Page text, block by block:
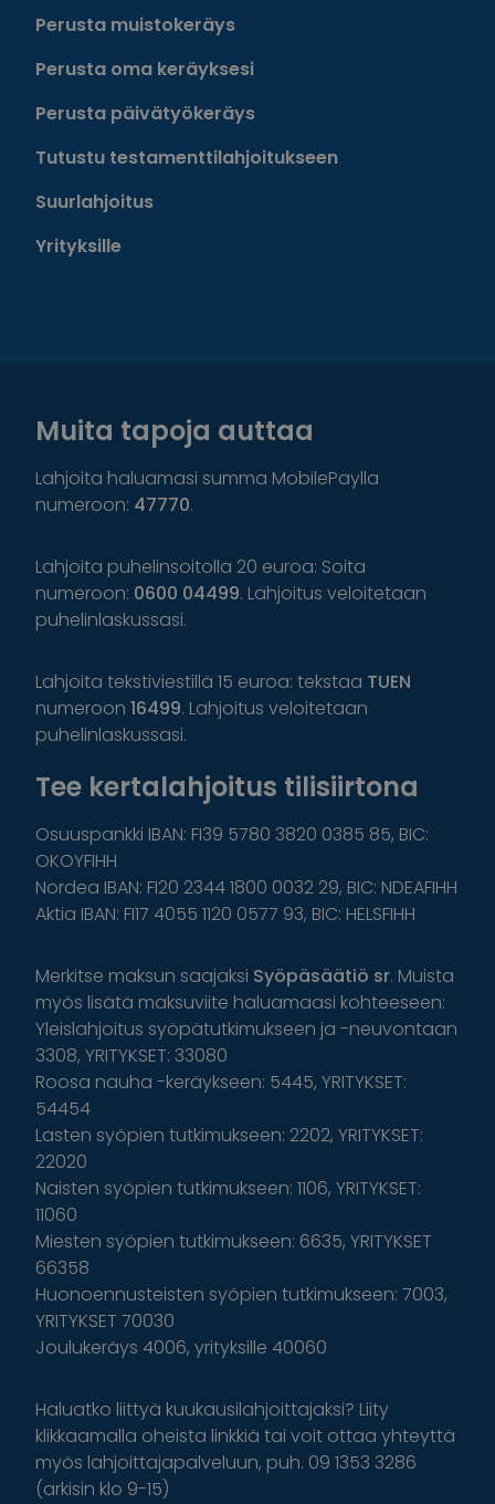
Perusta muistokeräys
Perusta oma keräyksesi
Perusta päivätyökeräys
Tutustu testamenttilahjoitukseen
Suurlahjoitus
Yrityksille
Muita tapoja auttaa
Lahjoita haluamasi summa MobilePaylla
numeroon: 47770.
Lahjoita puhelinsoitolla 20 euroa: Soita
numeroon: 0600 04499. Lahjoitus veloitetaan
puhelinlaskussasi.
Lahjoita tekstiviestillä 15 euroa: tekstaa TUEN
numeroon 16499. Lahjoitus veloitetaan
puhelinlaskussasi.
Tee kertalahjoitus tilisiirtona
Osuuspankki IBAN: FI39 5780 3820 0385 85, BIC:
OKOYFIHH
Nordea IBAN: FI20 2344 1800 0032 29, BIC: NDEAFIHH
Aktia IBAN: FI17 4055 1120 0577 93, BIC: HELSFIHH
Merkitse maksun saajaksi Syöpäsäätiö sr. Muista
myös lisätä maksuviite haluamaasi kohteeseen:
Yleislahjoitus syöpätutkimukseen ja -neuvontaan
3308, YRITYKSET: 33080
Roosa nauha -keräykseen: 5445, YRITYKSET:
54454
Lasten syöpien tutkimukseen: 2202, YRITYKSET:
22020
Naisten syöpien tutkimukseen: 1106, YRITYKSET:
11060
Miesten syöpien tutkimukseen: 6635, YRITYKSET
66358
Huonoennusteisten syöpien tutkimukseen: 7003,
YRITYKSET 70030
Joulukeräys 4006, yrityksille 40060
Haluatko liittyä kuukausilahjoittajaksi? Liity
klikkaamalla oheista linkkiä tai voit ottaa yhteyttä
myös lahjoittajapalveluun, puh. 09 1353 3286
(arkisin klo 9-15)